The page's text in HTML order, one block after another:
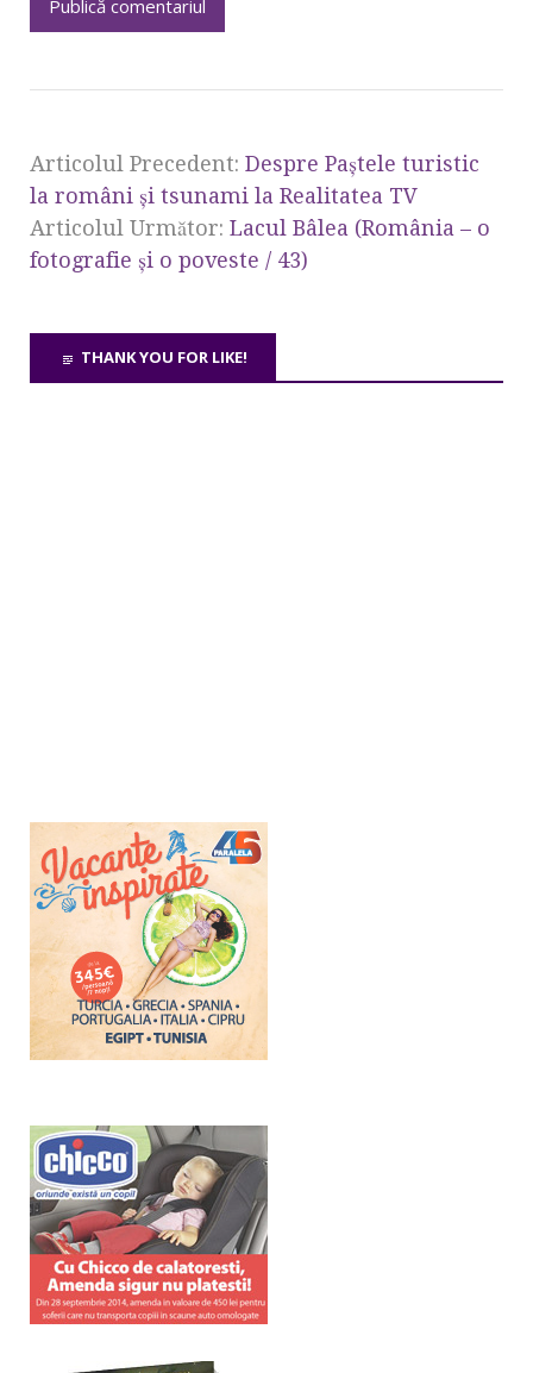
Articolul Precedent: Despre Paştele turistic
la români şi tsunami la Realitatea TV
Articolul Următor: Lacul Bâlea (România – o
fotografie şi o poveste / 43)
THANK YOU FOR LIKE!